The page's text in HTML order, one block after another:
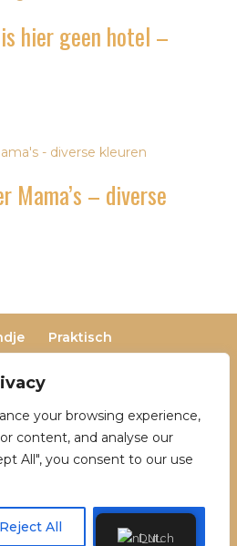
your browsing experience,
content, and analyse our
All", you consent to our use
Reject All Accept All
hier geen hotel –
Mama’s – diverse
Praktisch
cookieverklaring
retourneringsbeleid
Dreamers
nummer: 90797191 | Btw-
NL004842323B05
Dutch